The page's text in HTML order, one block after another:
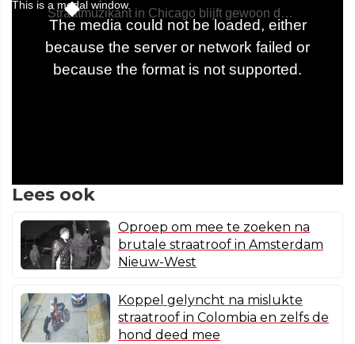
Lees ook
Oproep om mee te zoeken na
brutale straatroof in Amsterdam
Nieuw-West
Koppel gelyncht na mislukte
straatroof in Colombia en zelfs de
hond deed mee